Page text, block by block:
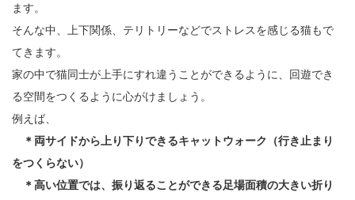
ます。
そんな中、上下関係、テリトリーなどでストレスを感じる猫もで
てきます。
家の中で猫同士が上手にすれ違うことができるように、回遊でき
る空間をつくるように心がけましょう。
例えば、
＊両サイドから上り下りできるキャットウォーク（行き止まり
をつくらない）
＊高い位置では、振り返ることができる足場面積の大きい折り